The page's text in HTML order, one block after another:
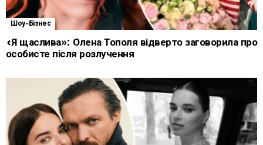
Шоу-Бізнес
«Я щаслива»: Олена Тополя відверто заговорила про
особисте після розлучення